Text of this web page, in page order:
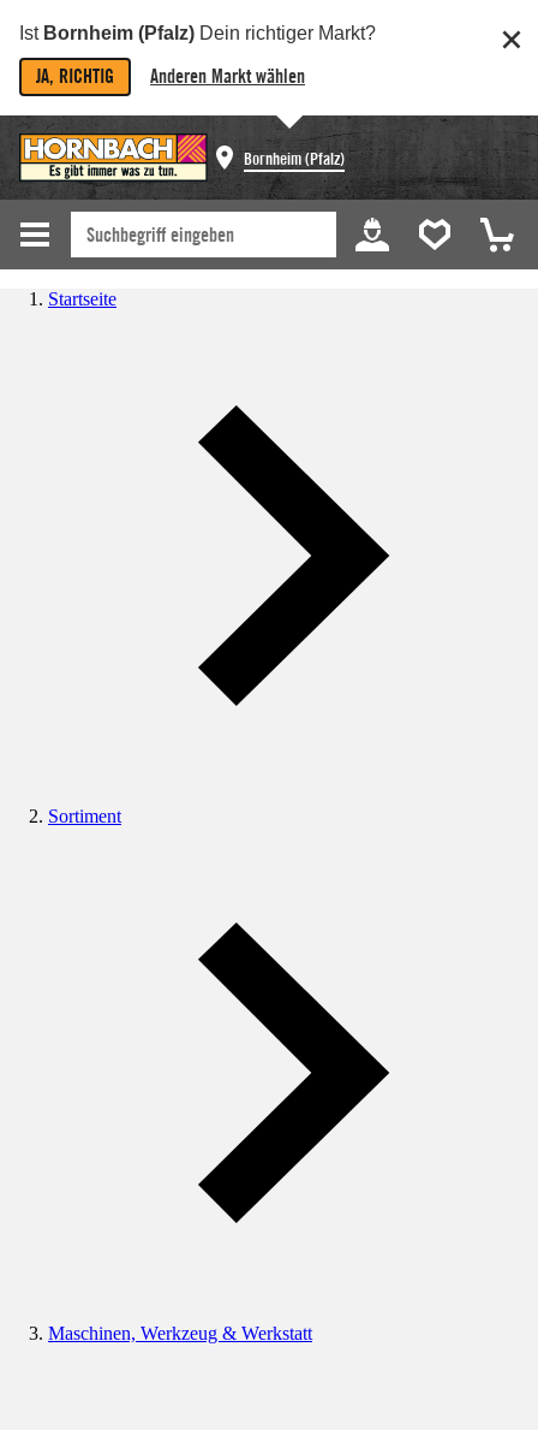
Ist Bornheim (Pfalz) Dein richtiger Markt?
JA, RICHTIG Anderen Markt wählen
Bornheim (Pfalz)
Startseite
Sortiment
Maschinen, Werkzeug & Werkstatt